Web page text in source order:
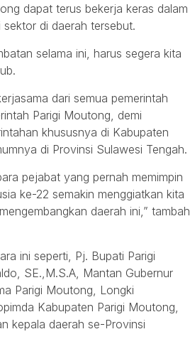
dapat terus bekerja keras dalam
di daerah tersebut.
selama ini, harus segera kita
dari semua pemerintah
Parigi Moutong, demi
khususnya di Kabupaten
di Provinsi Sulawesi Tengah.
pejabat yang pernah memimpin
ke-22 semakin menggiatkan kita
daerah ini,” tambah
ini seperti, Pj. Bupati Parigi
SE.,M.S.A, Mantan Gubernur
Parigi Moutong, Longki
Kabupaten Parigi Moutong,
kepala daerah se-Provinsi